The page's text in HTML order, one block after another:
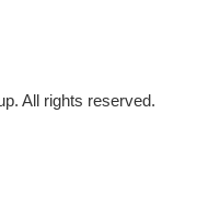
All rights reserved.